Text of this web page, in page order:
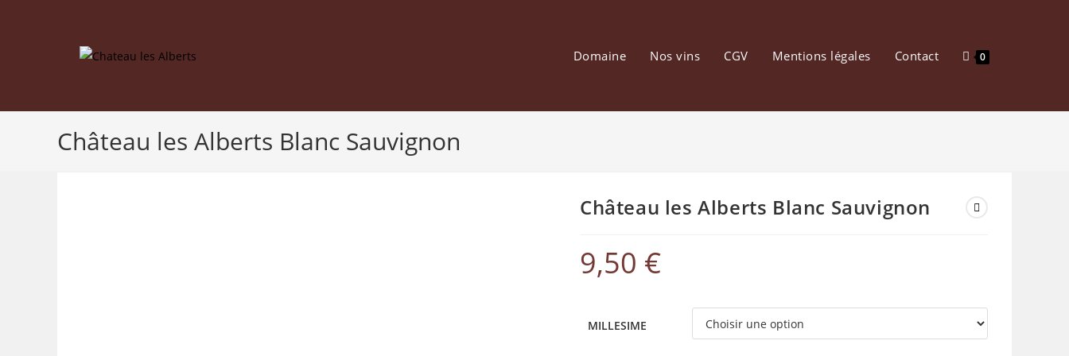
Domaine Nos vins CGV Mentions légales Contact 0
Château les Alberts Blanc Sauvignon
Château les Alberts Blanc Sauvignon
9,50 €
MILLESIME